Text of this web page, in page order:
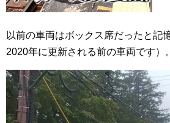
以前の車両はボックス席だったと記
2020年に更新される前の車両です）。